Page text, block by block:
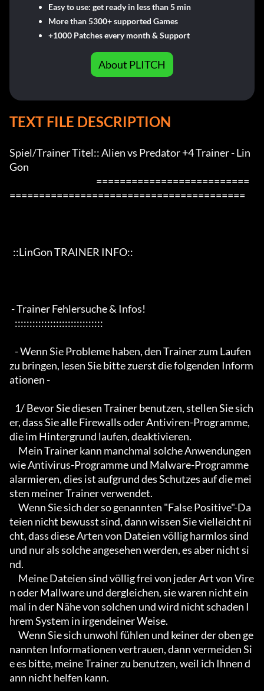
Easy to use: get ready in less than 5 min
More than 5300+ supported Games
+1000 Patches every month & Support
About PLITCH
TEXT FILE DESCRIPTION
Spiel/Trainer Titel:: Alien vs Predator +4 Trainer - Lin
Gon
========================================
zu bringen, lesen Sie bitte zuerst die folgenden Inform
ationen -
er, dass Sie alle Firewalls oder Antiviren-Programme,
die im Hintergrund laufen, deaktivieren.
wie Antivirus-Programme und Malware-Programme
alarmieren, dies ist aufgrund des Schutzes auf die mei
sten meiner Trainer verwendet.
teien nicht bewusst sind, dann wissen Sie vielleicht ni
cht, dass diese Arten von Dateien völlig harmlos sind
und nur als solche angesehen werden, es aber nicht si
nd.
n oder Mallware und dergleichen, sie waren nicht ein
mal in der Nähe von solchen und wird nicht schaden I
hrem System in irgendeiner Weise.
nannten Informationen vertrauen, dann vermeiden Si
e es bitte, meine Trainer zu benutzen, weil ich Ihnen d
ann nicht helfen kann.